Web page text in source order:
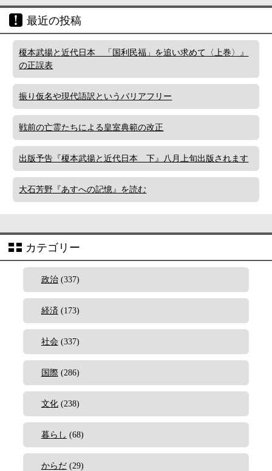
最近の投稿
榎本武揚と近代日本 「国利民福」を追い求めて〈上巻〉』
の正誤表
振り仮名や現代語訳というバリアフリー
戦前の亡霊たちによる皇室典範の改正
出版予告『榎本武揚と近代日本 下』八月上旬出版されます
大石芳野『あすへの記憶』を読む
カテゴリー
政治(337)
経済(173)
社会(337)
国際 (286)
文化(238)
暮らし (68)
からだ(29)